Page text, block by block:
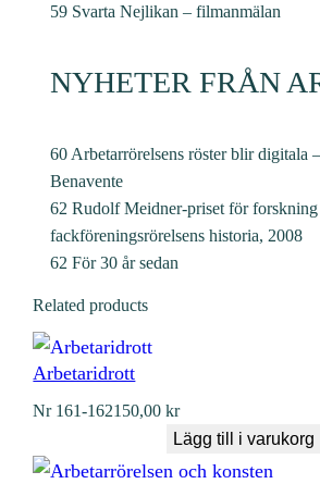
59 Svarta Nejlikan – filmanmälan
NYHETER FRÅN
60 Arbetarrörelsens röster blir digitala
Benavente
62 Rudolf Meidner-priset för
fackföreningsrörelsens historia, 2008
62 För 30 år sedan
Related products
Arbetaridrott
Nr 161-162150,00kr
Lägg till i varukorg